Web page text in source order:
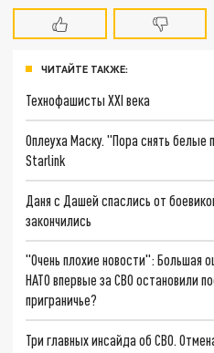
ЧИТАЙТЕ ТАКЖЕ:
Технофашисты XXI века
Оплеуха Маску. "Пора снять белые
Starlink
Даня с Дашей спаслись от
закончились
"Очень плохие новости": Большая
НАТО впервые за СВО остановили
приграничье?
Три главных инсайда об СВО.